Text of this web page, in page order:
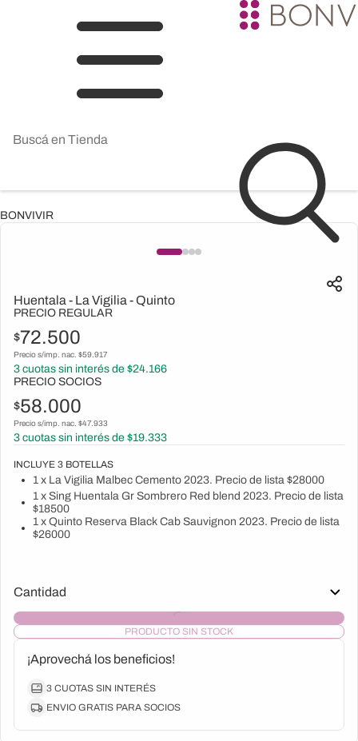
BONVIVIR
Huentala - La Vigilia - Quinto
PRECIO REGULAR
$72.500
Precio s/imp. nac. $59.917
3 cuotas sin interés de $24.166
PRECIO SOCIOS
$58.000
Precio s/imp. nac. $47.933
3 cuotas sin interés de $19.333
INCLUYE 3 BOTELLAS
1 x La Vigilia Malbec Cemento 2023. Precio de lista $28000
1 x Sing Huentala Gr Sombrero Red blend 2023. Precio de lista
$18500
1 x Quinto Reserva Black Cab Sauvignon 2023. Precio de lista
$26000
¡Aprovechá los beneficios!
3 CUOTAS SIN INTERÉS
ENVIO GRATIS PARA SOCIOS
Cantidad
PRODUCTO SIN STOCK